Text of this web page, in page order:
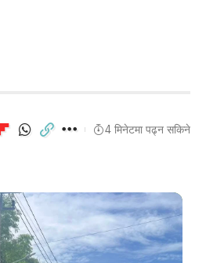
4 मिनेटमा पढ्न सकिने